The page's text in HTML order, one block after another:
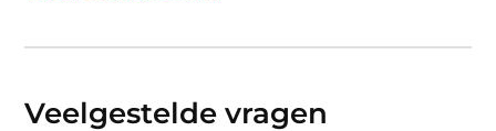
Veelgestelde vragen